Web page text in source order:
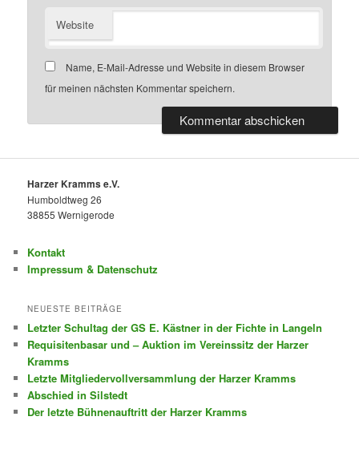
Website
Name, E-Mail-Adresse und Website in diesem Browser
für meinen nächsten Kommentar speichern.
Harzer Kramms e.V.
Humboldtweg 26
38855 Wernigerode
Kontakt
Impressum & Datenschutz
NEUESTE BEITRÄGE
Letzter Schultag der GS E. Kästner in der Fichte in Langeln
Requisitenbasar und – Auktion im Vereinssitz der Harzer
Kramms
Letzte Mitgliedervollversammlung der Harzer Kramms
Abschied in Silstedt
Der letzte Bühnenauftritt der Harzer Kramms